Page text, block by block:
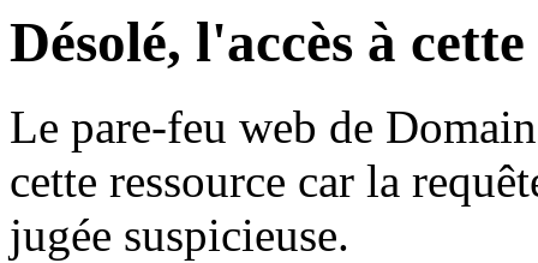
Désolé, l'accès à
Le pare-feu web de
cette ressource car la
jugée suspicieuse.